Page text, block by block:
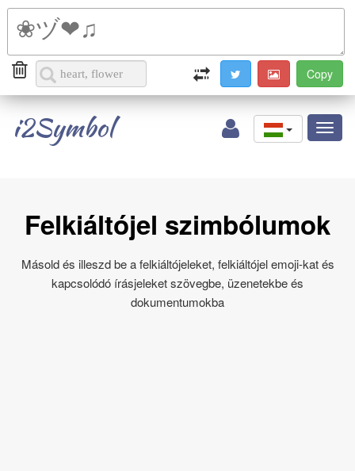
i2Symbol
Felkiáltójel szimbólumok
Másold és illeszd be a felkiáltójeleket, felkiáltójel emoji-kat és
kapcsolódó írásjeleket szövegbe, üzenetekbe és
dokumentumokba